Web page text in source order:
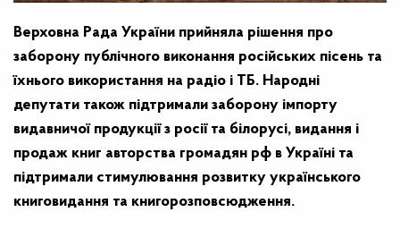
Верховна Рада України прийняла рішення про
заборону публічного виконання російських пісень та
їхнього використання на радіо і ТБ. Народні
депутати також підтримали заборону імпорту
видавничої продукції з росії та білорусі, видання і
продаж книг авторства громадян рф в Україні та
підтримали стимулювання розвитку українського
книговидання та книгорозповсюдження.